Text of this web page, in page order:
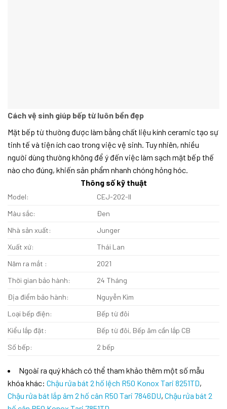
Cách vệ sinh giúp bếp từ luôn bền đẹp
Mặt bếp từ thường được làm bằng chất liệu kính ceramic tạo sự
tinh tế và tiện ích cao trong việc vệ sinh. Tuy nhiên, nhiều
người dùng thường không để ý đến việc làm sạch mặt bếp thế
nào cho đúng, khiến sản phẩm nhanh chóng hỏng hóc.
Thông số kỹ thuật
Model:
CEJ-202-II
Màu sắc:
Đen
Nhà sản xuất:
Junger
Xuất xứ:
Thái Lan
Năm ra mắt :
2021
Thời gian bảo hành:
24 Tháng
Địa điểm bảo hành:
Nguyễn Kim
Loại bếp điện:
Bếp từ đôi
Kiểu lắp đặt:
Bếp từ đôi, Bếp âm cần lắp CB
Số bếp:
2 bếp
Ngoài ra quý khách có thể tham khảo thêm một số mẫu
khóa khác: Chậu rửa bát 2 hố lệch R50 Konox Tari 8251TD,
Chậu rửa bát lắp âm 2 hố cân R50 Tari 7846DU, Chậu rửa bát 2